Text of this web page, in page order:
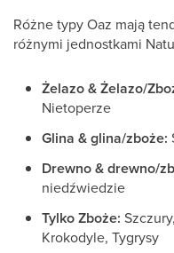
Różne typy Oaz mają
różnymi jednostkami
Żelazo & Żelazo/
Nietoperze
Glina & glina/zboże:
Drewno & drewno/
niedźwiedzie
Tylko Zboże:
Krokodyle, Tygrysy